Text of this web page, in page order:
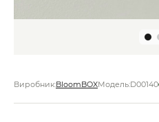
Виробник:BloomBOXМодель:D00140